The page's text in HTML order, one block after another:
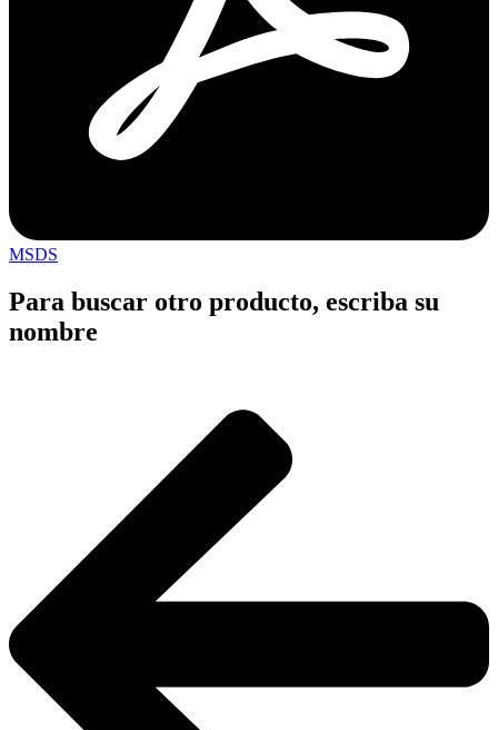
MSDS
Para buscar otro producto, escriba su
nombre